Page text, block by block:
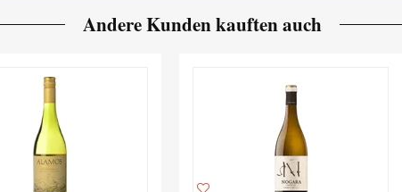
Andere Kunden kauften auch